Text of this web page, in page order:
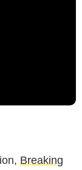
Breaking